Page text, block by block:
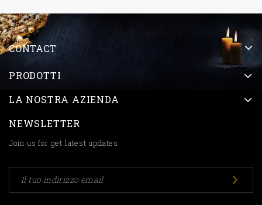
CONTACT
PRODOTTI
LA NOSTRA AZIENDA
NEWSLETTER
Join us for get latest updates